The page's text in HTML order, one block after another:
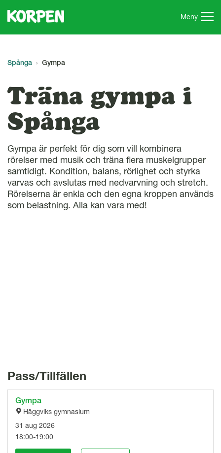
Meny
Spånga Gympa
Träna gympa i
Spånga
Gympa är perfekt för dig som vill kombinera
rörelser med musik och träna flera muskelgrupper
samtidigt. Kondition, balans, rörlighet och styrka
varvas och avslutas med nedvarvning och stretch.
Rörelserna är enkla och den egna kroppen används
som belastning. Alla kan vara med!
Pass/Tillfällen
Gympa
Häggviks gymnasium
31 aug 2026
18:00-19:00